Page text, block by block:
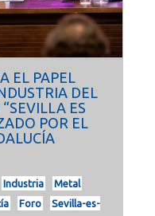
EL PAPEL
DEL
ES
POR EL
Industria
Metal
Foro
Sevilla-es-